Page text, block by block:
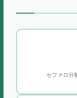
セファロ分